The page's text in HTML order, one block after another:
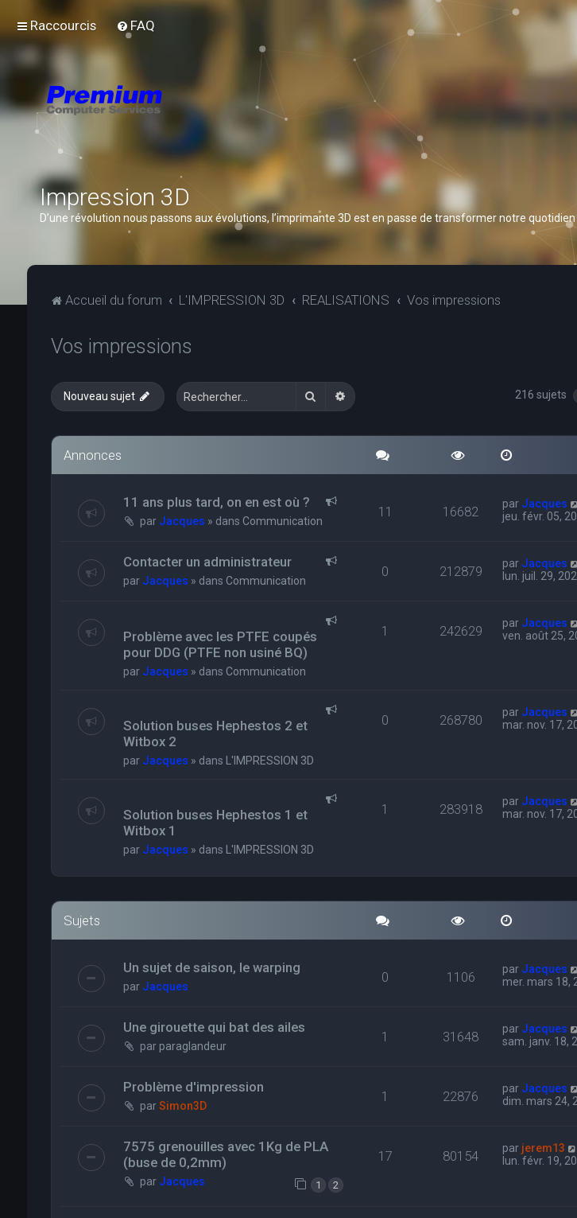
Raccourcis FAQ
Impression 3D
D’une révolution nous passons aux évolutions, l’imprimante 3D est en passe de transformer notre
Accueil du forum L'IMPRESSION 3D REALISATIONS Vos impressions
Vos impressions
Nouveau sujet RechercherRecherche avancée 216 sujets
Annonces
11 ans plus tard, on en est où ?
par Jacques » dans Communication
11 16682 par Jacques
jeu. févr. 05,
Contacter un administrateur
par Jacques » dans Communication
0 212879 par Jacques
lun. juil. 29,
Problème avec les PTFE coupés
pour DDG (PTFE non usiné BQ)
par Jacques » dans Communication
1 242629 par Jacques
ven. août 25,
Solution buses Hephestos 2 et
Witbox 2
par Jacques » dans L'IMPRESSION 3D
0 268780 par Jacques
mar. nov. 17,
Solution buses Hephestos 1 et
Witbox 1
par Jacques » dans L'IMPRESSION 3D
1 283918 par Jacques
mar. nov. 17,
Sujets
Un sujet de saison, le warping
par Jacques
0 1106 par Jacques
mer. mars 18,
Une girouette qui bat des ailes
par paraglandeur
1 31648 par Jacques
sam. janv. 18,
Problème d'impression
parSimon3D
1 22876 par Jacques
dim. mars 24,
7575 grenouilles avec 1Kg de PLA
(buse de 0,2mm)
par Jacques 1 2
17 80154 par jerem13
lun. févr. 19,